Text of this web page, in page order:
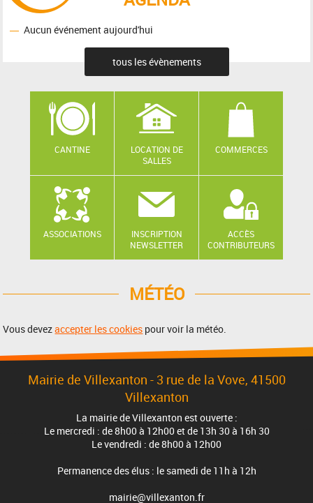
Aucun événement aujourd'hui
tous les évènements
CANTINE
LOCATION DE
SALLES
COMMERCES
ASSOCIATIONS
INSCRIPTION
NEWSLETTER
ACCÈS
CONTRIBUTEURS
MÉTÉO
Vous devezaccepter les cookies pour voir la météo.
Mairie de Villexanton - 3 rue de la Vove, 41500
Villexanton
La mairie de Villexanton est ouverte :
Le mercredi : de 8h00 à 12h00 et de 13h 30 à 16h 30
Le vendredi : de 8h00 à 12h00
Permanence des élus : le samedi de 11h à 12h
mairie@villexanton.fr